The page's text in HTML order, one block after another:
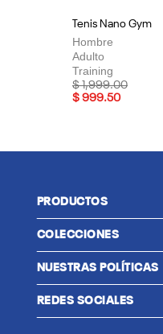
Tenis Nano Gym
Hombre
Adulto
Training
Price reduced from
$ 1,999.00to
$ 999.50
PRODUCTOS
COLECCIONES
NUESTRAS POLÍTICAS
REDES SOCIALES